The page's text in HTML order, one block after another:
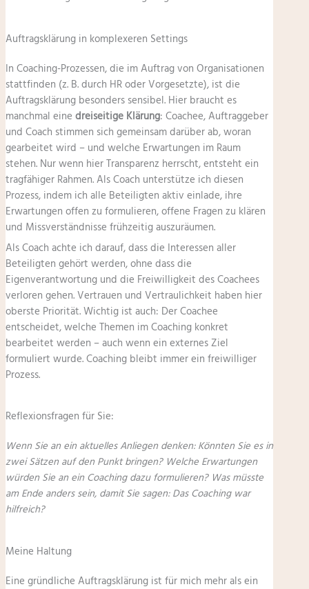
Auftragsklärung in komplexeren Settings
In Coaching-Prozessen, die im Auftrag von Organisationen
stattfinden (z. B. durch HR oder Vorgesetzte), ist die
Auftragsklärung besonders sensibel. Hier braucht es
manchmal eine dreiseitige Klärung: Coachee, Auftraggeber
und Coach stimmen sich gemeinsam darüber ab, woran
gearbeitet wird – und welche Erwartungen im Raum
stehen. Nur wenn hier Transparenz herrscht, entsteht ein
tragfähiger Rahmen. Als Coach unterstütze ich diesen
Prozess, indem ich alle Beteiligten aktiv einlade, ihre
Erwartungen offen zu formulieren, offene Fragen zu klären
und Missverständnisse frühzeitig auszuräumen.
Als Coach achte ich darauf, dass die Interessen aller
Beteiligten gehört werden, ohne dass die
Eigenverantwortung und die Freiwilligkeit des Coachees
verloren gehen. Vertrauen und Vertraulichkeit haben hier
oberste Priorität. Wichtig ist auch: Der Coachee
entscheidet, welche Themen im Coaching konkret
bearbeitet werden – auch wenn ein externes Ziel
formuliert wurde. Coaching bleibt immer ein freiwilliger
Prozess.
Reflexionsfragen für Sie:
Wenn Sie an ein aktuelles Anliegen denken: Könnten Sie es in
zwei Sätzen auf den Punkt bringen? Welche Erwartungen
würden Sie an ein Coaching dazu formulieren? Was müsste
am Ende anders sein, damit Sie sagen: Das Coaching war
hilfreich?
Meine Haltung
Eine gründliche Auftragsklärung ist für mich mehr als ein